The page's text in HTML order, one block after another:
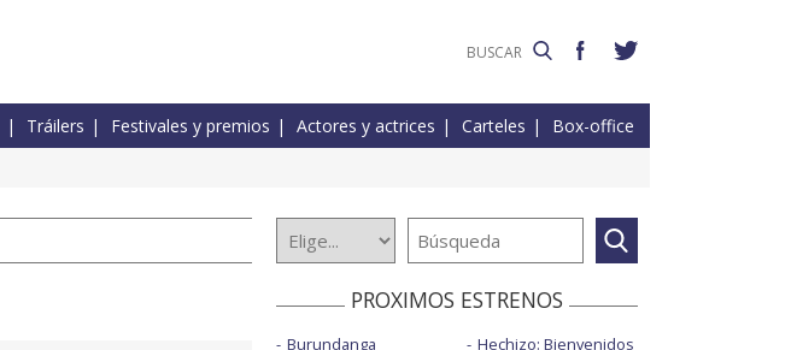
Tráilers Festivales y premios Actores y actrices Carteles Box-office
PROXIMOS ESTRENOS
Burundanga
Hechizo: Bienvenidos